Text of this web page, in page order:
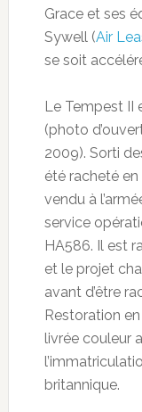
Grace et ses
Sywell (Air
se soit
Le Tempest II
(photo
2009). Sorti
été racheté en
vendu à
service
HA586. Il est
et le projet
avant d’être
Restoration
livrée couleur
britannique.